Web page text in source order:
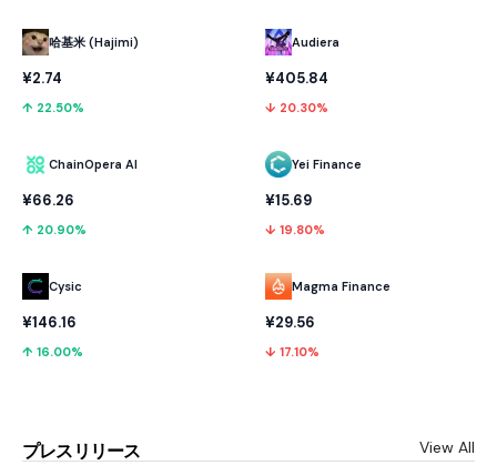
哈基米 (Hajimi)
¥2.74
↑ 22.50%
ChainOpera AI
¥66.26
↑ 20.90%
Cysic
¥146.16
↑ 16.00%
Audiera
¥405.84
↓ 20.30%
Yei Finance
¥15.69
↓ 19.80%
Magma Finance
¥29.56
↓ 17.10%
プレスリリース View All